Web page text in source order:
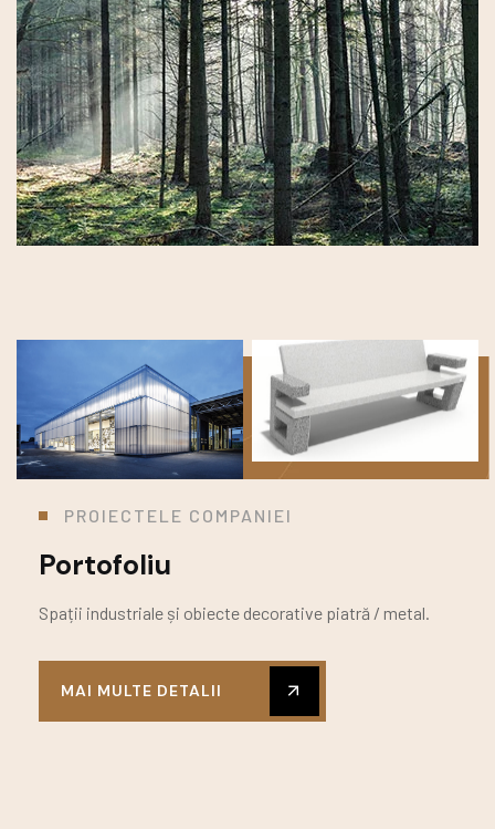
PROIECTELE COMPANIEI
Portofoliu
Spații industriale și obiecte decorative piatră / metal.
MAI MULTE DETALII